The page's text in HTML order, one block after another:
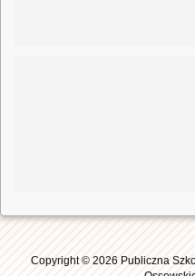
Copyright © 2026 Publiczna